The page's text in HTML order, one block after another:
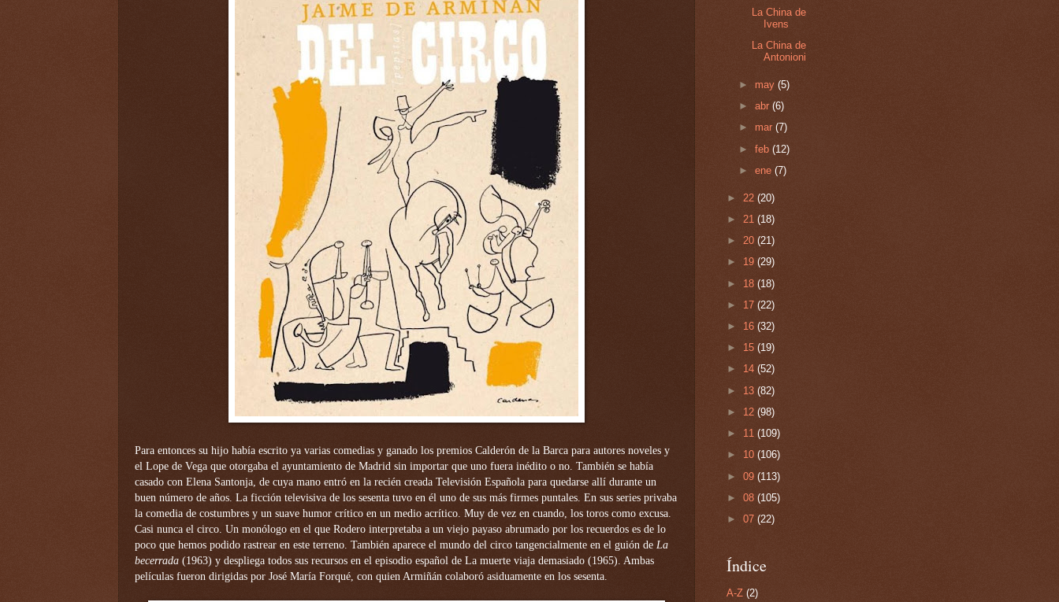
Para entonces su hijo había escrito ya varias comedias y ganado los premios Calderón de la Barca para autores noveles y
el Lope de Vega que otorgaba el ayuntamiento de Madrid sin importar que uno fuera inédito o no. También se había
casado con Elena Santonja, de cuya mano entró en la recién creada Televisión Española para quedarse allí durante un
buen número de años. La ficción televisiva de los sesenta tuvo en él uno de sus más firmes puntales. En sus series privaba
la comedia de costumbres y un suave humor crítico en un medio acrítico. Muy de vez en cuando, los toros como excusa.
Casi nunca el circo. Un monólogo en el que Rodero interpretaba a un viejo payaso abrumado por los recuerdos es de lo
poco que hemos podido rastrear en este terreno. También aparece el mundo del circo tangencialmente en el guión de La
becerrada (1963) y despliega todos sus recursos en el episodio español de La muerte viaja demasiado (1965). Ambas
películas fueron dirigidas por José María Forqué, con quien Armiñán colaboró asiduamente en los sesenta.
La China de
Ivens
La China de
Antonioni
► may(5)
►abr(6)
► mar(7)
►feb(12)
►ene(7)
► 22 (20)
► 21 (18)
► 20 (21)
► 19 (29)
► 18 (18)
► 17 (22)
► 16 (32)
► 15 (19)
► 14 (52)
► 13 (82)
► 12 (98)
► 11 (109)
► 10 (106)
► 09 (113)
► 08 (105)
► 07 (22)
Índice
A-Z (2)